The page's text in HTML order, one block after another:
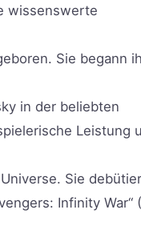
wissenswerte
Sie begann
in der beliebten
Leistung
Sie
Infinity War“